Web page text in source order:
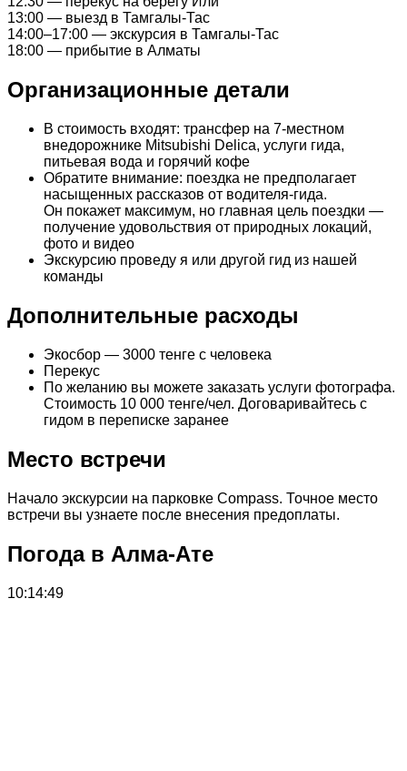
13:00 — выезд в Тамгалы-Тас
14:00–17:00 — экскурсия в Тамгалы-Тас
18:00 — прибытие в Алматы
Организационные детали
В стоимость входят: трансфер на 7-местном
внедорожнике Mitsubishi Delica, услуги гида,
питьевая вода и горячий кофе
Обратите внимание: поездка не предполагает
насыщенных рассказов от водителя-гида.
Он покажет максимум, но главная цель поездки —
получение удовольствия от природных локаций,
фото и видео
Экскурсию проведу я или другой гид из нашей
команды
Дополнительные расходы
Экосбор — 3000 тенге с человека
Перекус
По желанию вы можете заказать услуги фотографа.
Стоимость 10 000 тенге/чел. Договаривайтесь с
гидом в переписке заранее
Место встречи
Начало экскурсии на парковке Compass. Точное место
встречи вы узнаете после внесения предоплаты.
Погода в Алма-Ате
10:14:49